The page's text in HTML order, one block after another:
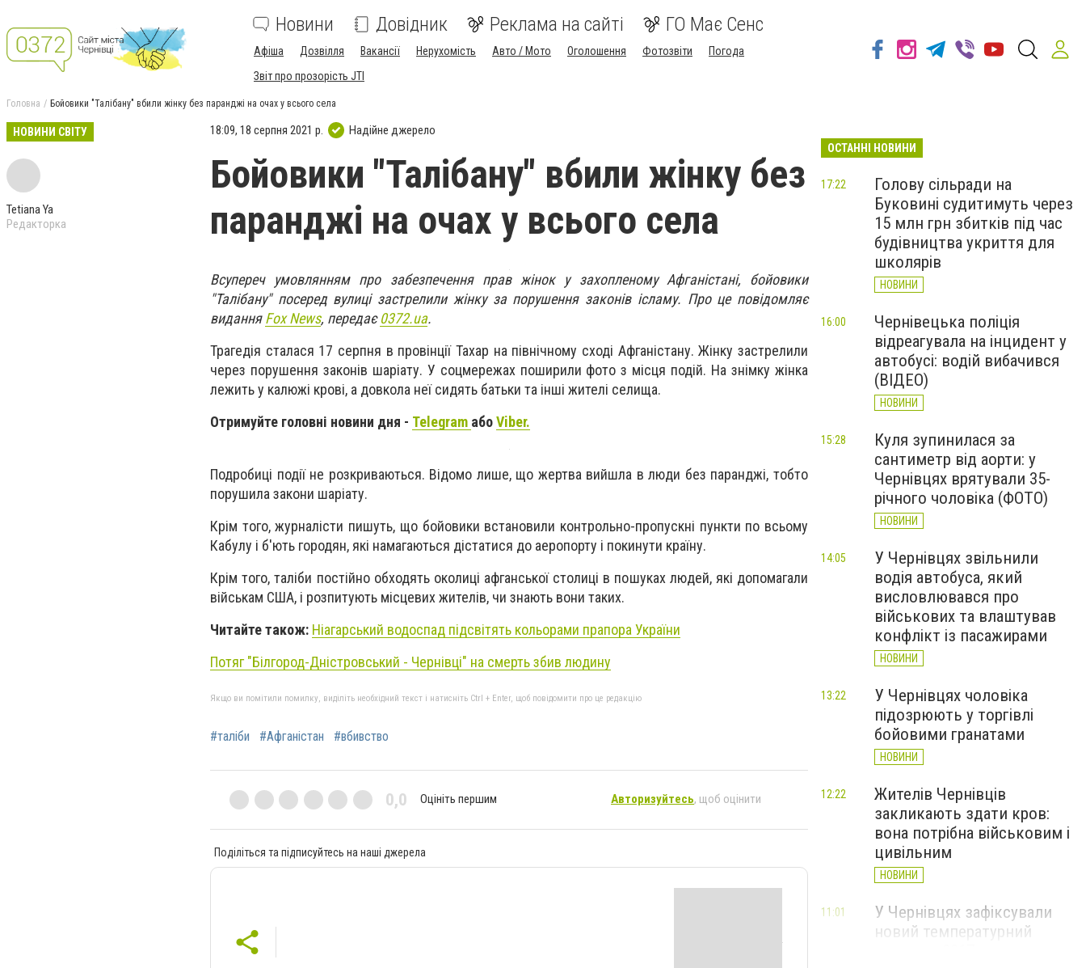
Новини Довідник Реклама на сайті ГО Має Сенс
Афіша Дозвілля Вакансії Нерухомість Авто / Мото Оголошення Фотозвіти
Погода
Звіт про прозорість JTI
Головна Бойовики "Талібану" вбили жінку без паранджі на очах у всього села
НОВИНИ СВІТУ
Tetiana Ya
Редакторка
18:09, 18 серпня 2021 р. Надійне джерело
Бойовики "Талібану" вбили жінку без
паранджі на очах у всього села
Всупереч умовлянням про забезпечення прав жінок у захопленому Афганістані, бойовики
"Талібану" посеред вулиці застрелили жінку за порушення законів ісламу. Про це повідомляє
виданняFox News, передає0372.ua.
Трагедія сталася 17 серпня в провінції Тахар на північному сході Афганістану. Жінку застрелили
через порушення законів шаріату. У соцмережах поширили фото з місця подій. На знімку жінка
лежить у калюжі крові, а довкола неї сидять батьки та інші жителі селища.
Отримуйте головні новини дня - Telegram абоViber.
Подробиці події не розкриваються. Відомо лише, що жертва вийшла в люди без паранджі, тобто
порушила закони шаріату.
Крім того, журналісти пишуть, що бойовики встановили контрольно-пропускні пункти по всьому
Кабулу і б'ють городян, які намагаються дістатися до аеропорту і покинути країну.
Крім того, таліби постійно обходять околиці афганської столиці в пошуках людей, які допомагали
військам США, і розпитують місцевих жителів, чи знають вони таких.
Читайте також: Ніагарський водоспад підсвітять кольорами прапора України
Потяг "Білгород-Дністровський - Чернівці" на смерть збив людину
Якщо ви помітили помилку, виділіть необхідний текст і натисніть Ctrl + Enter, щоб повідомити про це редакцію
#таліби #Афганістан #вбивство
0,0 Оцініть першим Авторизуйтесь, щоб оцінити
Поділіться та підписуйтесь на наші джерела
ОСТАННІ НОВИНИ
Голову сільради на
Буковині судитимуть через
15 млн грн збитків під час
будівництва укриття для
школярів
НОВИНИ
17:22
Чернівецька поліція
відреагувала на інцидент у
автобусі: водій вибачився
(ВІДЕО)
НОВИНИ
16:00
Куля зупинилася за
сантиметр від аорти: у
Чернівцях врятували 35-
річного чоловіка (ФОТО)
НОВИНИ
15:28
У Чернівцях звільнили
водія автобуса, який
висловлювався про
військових та влаштував
конфлікт із пасажирами
НОВИНИ
14:05
У Чернівцях чоловіка
підозрюють у торгівлі
бойовими гранатами
НОВИНИ
13:22
Жителів Чернівців
закликають здати кров:
вона потрібна військовим і
цивільним
НОВИНИ
12:22
У Чернівцях зафіксували
новий температурний
11:01